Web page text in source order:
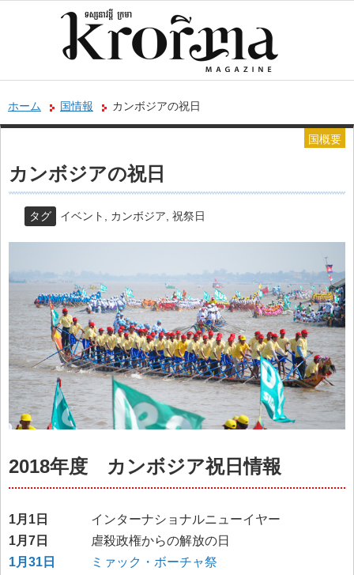
ホーム 国情報 カンボジアの祝日
国概要
カンボジアの祝日
タグ イベント カンボジア 祝祭日
2018年度 カンボジア祝日情報
1月1日
インターナショナルニューイヤー
1月7日
虐殺政権からの解放の日
1月31日
ミァック・ボーチャ祭